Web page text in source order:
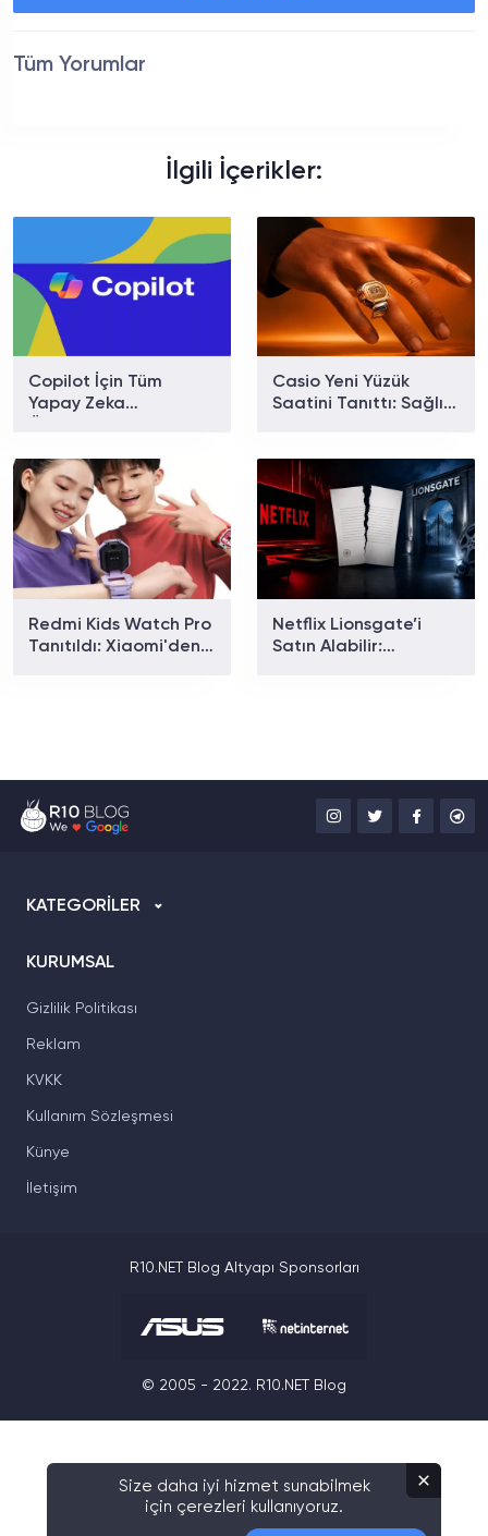
Tüm Yorumlar
İlgili İçerikler:
Copilot İçin Tüm
Yapay Zeka
Geliyor
Casio Yeni Yüzük
Saatini Tanıttı: Sağlık
Redmi Kids Watch Pro
Tanıtıldı: Xiaomi'den
Netflix Lionsgate’i
Satın Alabilir:
KATEGORİLER
KURUMSAL
Gizlilik Politikası
Reklam
KVKK
Kullanım Sözleşmesi
Künye
İletişim
R10.NET Blog Altyapı Sponsorları
© 2005 - 2022. R10.NET Blog
Size daha iyi hizmet sunabilmek
için çerezleri kullanıyoruz.